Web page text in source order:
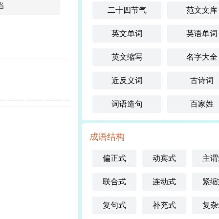
二十四节气 范文文库
英文单词 英语单词
英文缩写 名字大全
近反义词 古诗词
词语造句 百家姓
成语结构
偏正式 动宾式 主
联合式 连动式 紧
复句式 补充式 复